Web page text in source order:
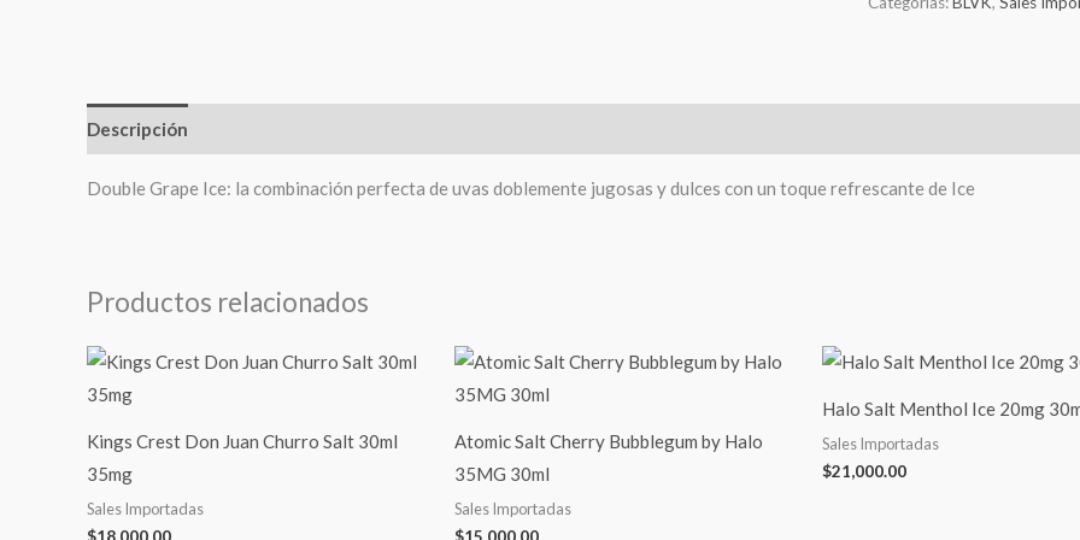
Descripción
Double Grape Ice: la combinación perfecta de uvas doblemente jugosas y dulces con un toque refrescante de Ice
Productos relacionados
Kings Crest Don Juan Churro Salt 30ml
35mg
Sales Importadas
$18,000.00
Atomic Salt Cherry Bubblegum by Halo
35MG 30ml
Sales Importadas
$15,000.00
Halo Salt Menthol Ice 20mg
Sales Importadas
$21,000.00